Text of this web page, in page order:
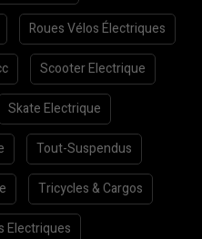
Roues Vélos Électriques
Scooter Electrique
Skate Electrique
Tout-Suspendus
Tricycles & Cargos
Electriques